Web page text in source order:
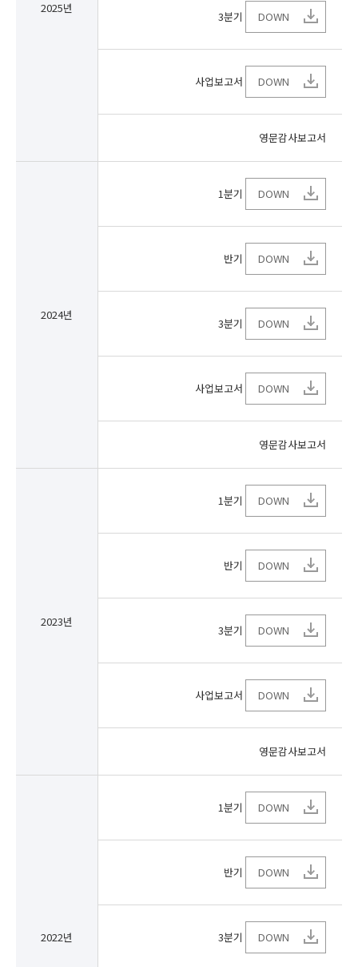
2025년
3분기 DOWN
사업보고서 DOWN
영문감사보고서
2024년
1분기 DOWN
반기 DOWN
3분기 DOWN
사업보고서 DOWN
영문감사보고서
2023년
1분기 DOWN
반기 DOWN
3분기 DOWN
사업보고서 DOWN
영문감사보고서
2022년
1분기 DOWN
반기 DOWN
3분기 DOWN